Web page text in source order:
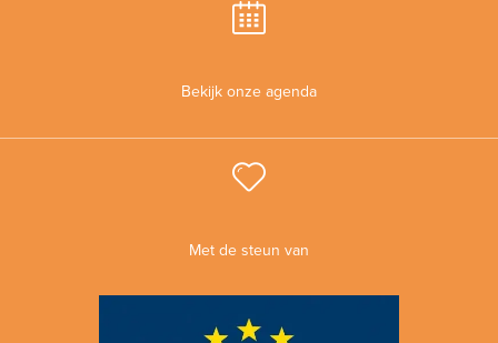
Bekijk onze agenda
Met de steun van